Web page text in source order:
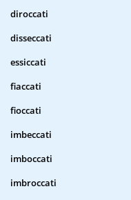
diroccati
disseccati
essiccati
fiaccati
fioccati
imbeccati
imboccati
imbroccati